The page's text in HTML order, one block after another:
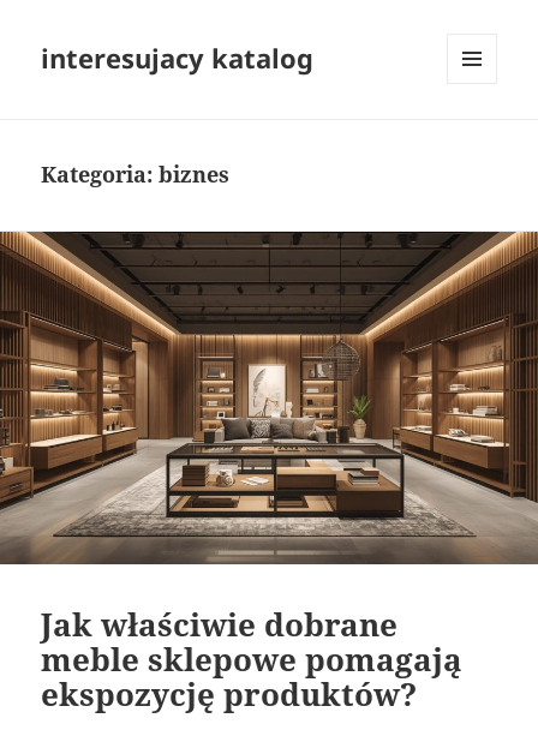
interesujacy katalog
Kategoria:biznes
Jak właściwie dobrane
meble sklepowe pomagają
ekspozycję produktów?